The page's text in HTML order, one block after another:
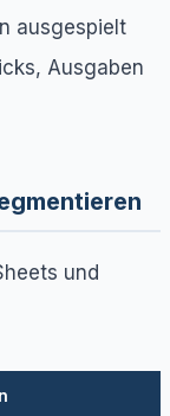
ausgespielt
Ausgaben
und